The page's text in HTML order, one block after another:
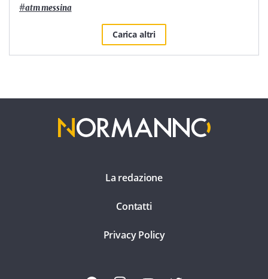
#atm messina
Carica altri
La redazione
Contatti
Privacy Policy